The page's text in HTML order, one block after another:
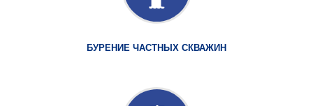
БУРЕНИЕ ЧАСТНЫХ СКВАЖИН